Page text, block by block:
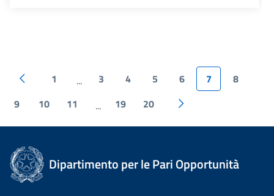
1 ... 3 4 5 6 7
8
9
10 11 ... 19 20
Dipartimento per le Pari Opportunità